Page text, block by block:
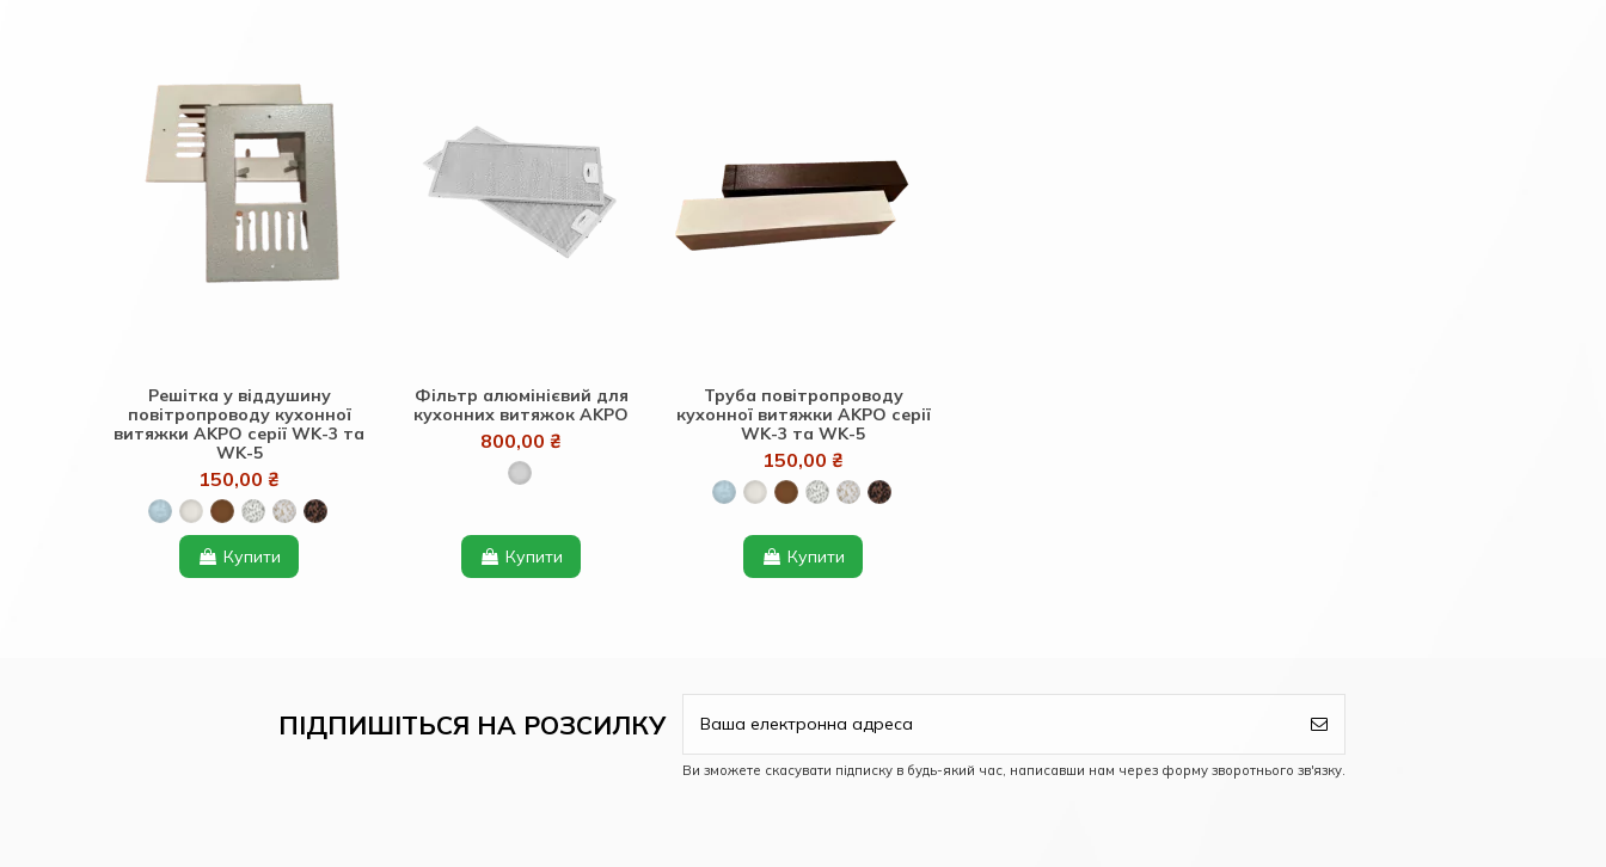
Решітка у віддушину
повітропроводу кухонної
витяжки AKPO серії WK-3 та
WK-5
150,00 ₴
Купити
Фільтр алюмінієвий для
кухонних витяжок AKPO
800,00 ₴
Купити
Труба повітропроводу
кухонної витяжки AKPO серії
WK-3 та WK-5
150,00 ₴
Купити
ПІДПИШІТЬСЯ НА РОЗСИЛКУ
Ви зможете скасувати підписку в будь-який час, написавши нам через форму зворотнього зв'язку.